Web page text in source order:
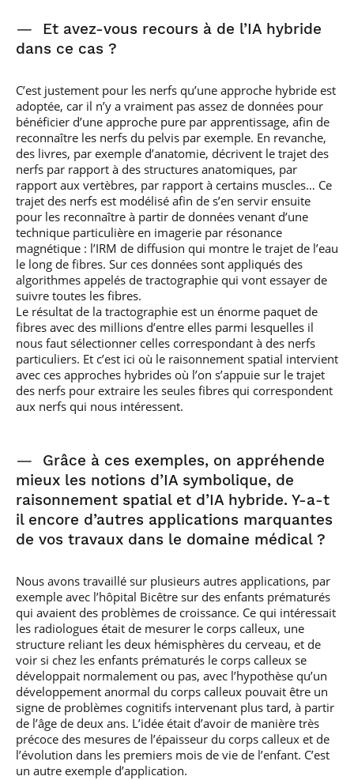
—
Et avez-vous recours à de l’IA hybride
dans ce cas ?
C’est justement pour les nerfs qu’une approche hybride est
adoptée, car il n’y a vraiment pas assez de données pour
bénéficier d’une approche pure par apprentissage, afin de
reconnaître les nerfs du pelvis par exemple. En revanche,
des livres, par exemple d’anatomie, décrivent le trajet des
nerfs par rapport à des structures anatomiques, par
rapport aux vertèbres, par rapport à certains muscles… Ce
trajet des nerfs est modélisé afin de s’en servir ensuite
pour les reconnaître à partir de données venant d’une
technique particulière en imagerie par résonance
magnétique : l’IRM de diffusion qui montre le trajet de l’eau
le long de fibres. Sur ces données sont appliqués des
algorithmes appelés de tractographie qui vont essayer de
suivre toutes les fibres.
Le résultat de la tractographie est un énorme paquet de
fibres avec des millions d’entre elles parmi lesquelles il
nous faut sélectionner celles correspondant à des nerfs
particuliers. Et c’est ici où le raisonnement spatial intervient
avec ces approches hybrides où l’on s’appuie sur le trajet
des nerfs pour extraire les seules fibres qui correspondent
aux nerfs qui nous intéressent.
—
Grâce à ces exemples, on appréhende
mieux les notions d’IA symbolique, de
raisonnement spatial et d’IA hybride. Y-a-t
il encore d’autres applications marquantes
de vos travaux dans le domaine médical ?
Nous avons travaillé sur plusieurs autres applications, par
exemple avec l’hôpital Bicêtre sur des enfants prématurés
qui avaient des problèmes de croissance. Ce qui intéressait
les radiologues était de mesurer le corps calleux, une
structure reliant les deux hémisphères du cerveau, et de
voir si chez les enfants prématurés le corps calleux se
développait normalement ou pas, avec l’hypothèse qu’un
développement anormal du corps calleux pouvait être un
signe de problèmes cognitifs intervenant plus tard, à partir
de l’âge de deux ans. L’idée était d’avoir de manière très
précoce des mesures de l’épaisseur du corps calleux et de
l’évolution dans les premiers mois de vie de l’enfant. C’est
un autre exemple d’application.